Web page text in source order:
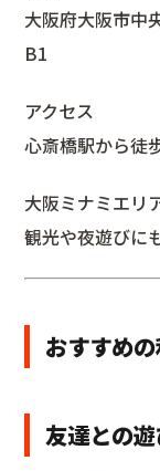
大阪府大阪市中
B1
アクセス
心斎橋駅から徒
大阪ミナミエリ
観光や夜遊びに
おすすめ
友達との